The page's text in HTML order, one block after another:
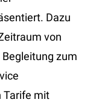
Dazu
von
zum
Tarife mit